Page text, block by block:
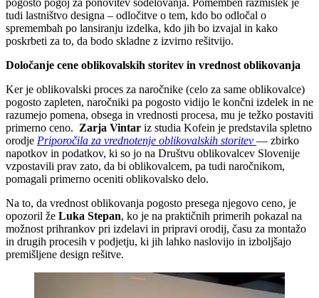
tudi lastništvo designa – odločitve o tem, kdo bo odločal o
spremembah po lansiranju izdelka, kdo jih bo izvajal in kako
poskrbeti za to, da bodo skladne z izvirno rešitvijo.
Določanje cene oblikovalskih storitev in vrednost oblikovanja
Ker je oblikovalski proces za naročnike (celo za same oblikovalce)
pogosto zapleten, naročniki pa pogosto vidijo le končni izdelek in ne
razumejo pomena, obsega in vrednosti procesa, mu je težko postaviti
primerno ceno. Zarja Vintar iz studia Kofein je predstavila spletno
orodje Priporočila za vrednotenje oblikovalskih storitev — zbirko
napotkov in podatkov, ki so jo na Društvu oblikovalcev Slovenije
vzpostavili prav zato, da bi oblikovalcem, pa tudi naročnikom,
pomagali primerno oceniti oblikovalsko delo.
Na to, da vrednost oblikovanja pogosto presega njegovo ceno, je
opozoril že Luka Stepan, ko je na praktičnih primerih pokazal na
možnost prihrankov pri izdelavi in pripravi orodij, času za montažo
in drugih procesih v podjetju, ki jih lahko naslovijo in izboljšajo
premišljene design rešitve.